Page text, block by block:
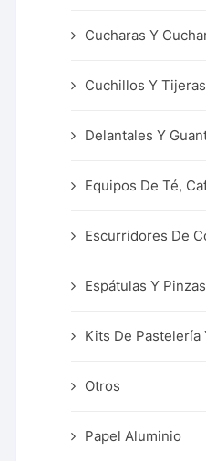
Cucharas Y
Cuchillos Y
Delantales Y
Equipos De Té,
Escurridores De
Espátulas Y
Kits De Pastelería
Otros
Papel Aluminio